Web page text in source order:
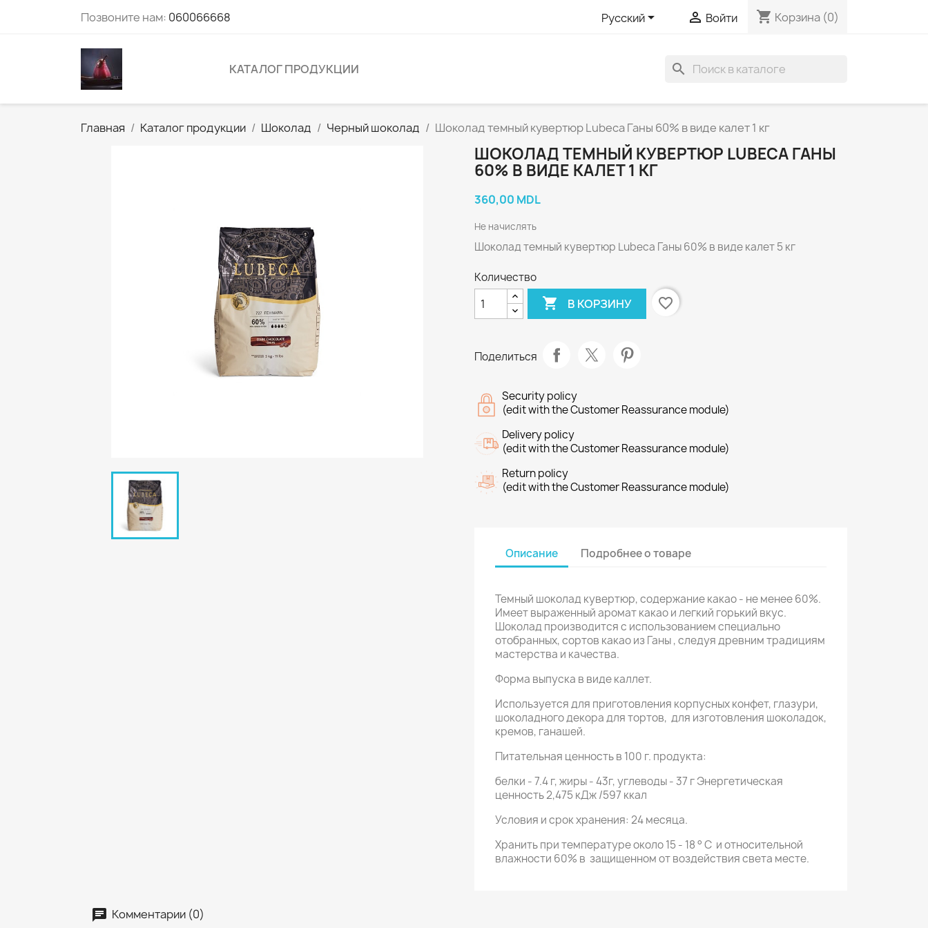
Позвоните нам: 060066668 Русский  Войти shopping_cart Корзина (0)
КАТАЛОГ ПРОДУКЦИИ search
Главная Каталог продукции Шоколад Черный шоколад Шоколад темный кувертюр Lubeca Ганы 60% в виде калет 1 кг
ШОКОЛАД ТЕМНЫЙ КУВЕРТЮР LUBECA ГАНЫ
60% В ВИДЕ КАЛЕТ 1 КГ
360,00 MDL
Не начислять
Шоколад темный кувертюр Lubeca Ганы 60% в виде калет 5 кг
Количество
 В КОРЗИНУ favorite_border
Поделиться
Security policy
(edit with the Customer Reassurance module)
Delivery policy
(edit with the Customer Reassurance module)
Return policy
(edit with the Customer Reassurance module)
Описание Подробнее о товаре
Темный шоколад кувертюр, содержание какао - не менее 60%.
Имеет выраженный аромат какао и легкий горький вкус.
Шоколад производится с использованием специально
отобранных, сортов какао из Ганы , следуя древним традициям
мастерства и качества.
Форма выпуска в виде каллет.
Используется для приготовления корпусных конфет, глазури,
шоколадного декора для тортов, для изготовления шоколадок,
кремов, ганашей.
Питательная ценность в 100 г. продукта:
белки - 7.4 г, жиры - 43г, углеводы - 37 г Энергетическая
ценность 2,475 кДж /597 ккал
Условия и срок хранения: 24 месяца.
Хранить при температуре около 15 - 18 °C и относительной
влажности 60% в защищенном от воздействия света месте.
Комментарии (0)